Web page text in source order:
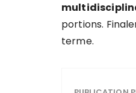
portions.
terme.